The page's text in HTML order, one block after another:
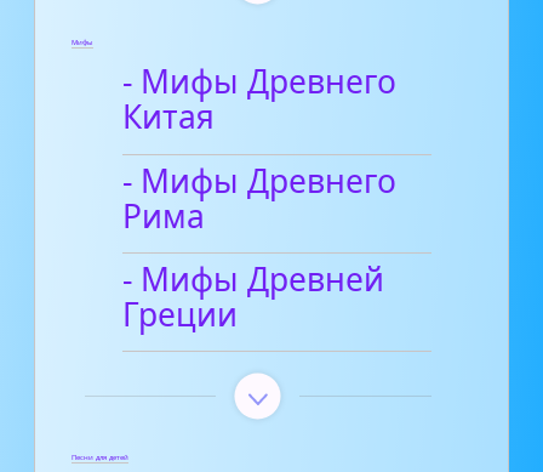
Мифы
- Мифы Древнего
Китая
- Мифы Древнего
Рима
- Мифы Древней
Греции
Песни для детей